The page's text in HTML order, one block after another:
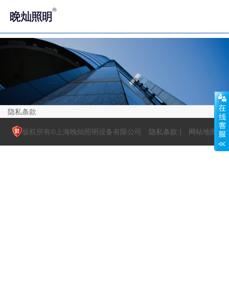
隐私条款
版权所有©上海晚灿照明设备有限公司 隐私条款 | 网站地图